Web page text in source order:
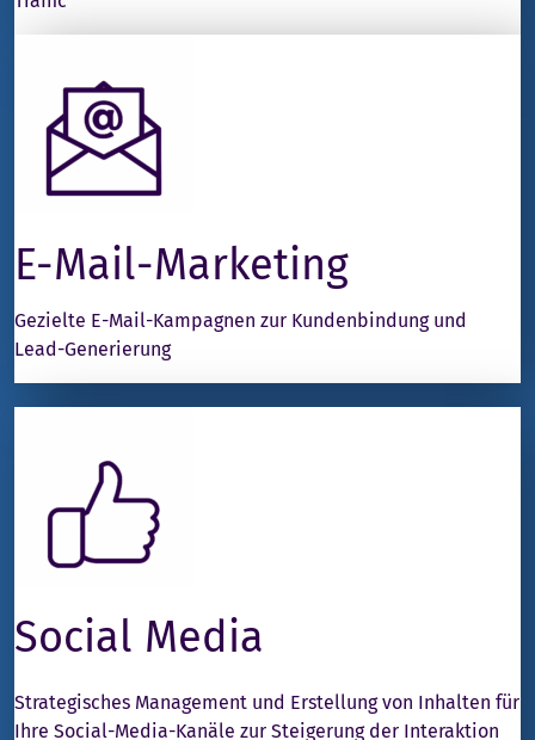
E-Mail-Marketing
Gezielte E-Mail-Kampagnen zur Kundenbindung und
Lead-Generierung
Social Media
Strategisches Management und Erstellung von Inhalten für
Ihre Social-Media-Kanäle zur Steigerung der Interaktion